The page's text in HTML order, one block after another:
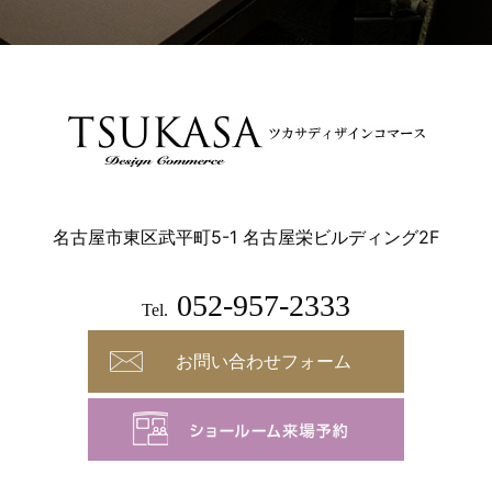
名古屋市東区武平町5-1 名古屋栄ビルディング2F
Tel. 052-957-2333
お問い合わせフォーム